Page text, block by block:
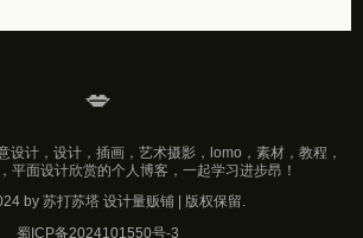
💋
设计，设计，插画，艺术摄影，lomo，素材，教程，
平面设计欣赏的个人博客，一起学习进步昂！
by 苏打苏塔 设计量贩铺 | 版权保留.
蜀ICP备2024101550号-3